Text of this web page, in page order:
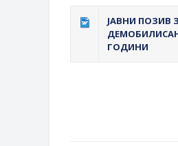
ЈАВНИ ПОЗИВ
ГОДИНИ